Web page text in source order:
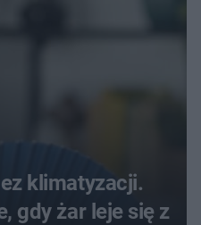
klimatyzacji.
gdy żar leje się z